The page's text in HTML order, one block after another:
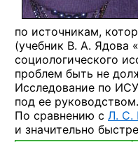
по источникам,
(учебник В. А. Ядова
социологического
проблем быть не
Исследование по
под ее руководством.
По сравнению с Л. С.
и значительно